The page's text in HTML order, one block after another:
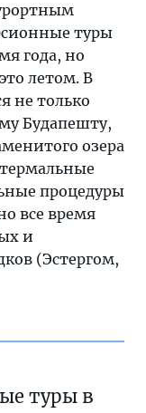
туры
года, но
летом. В
не только
Будапешту,
озера
процедуры
все время
и
(Эстергом,
туры в